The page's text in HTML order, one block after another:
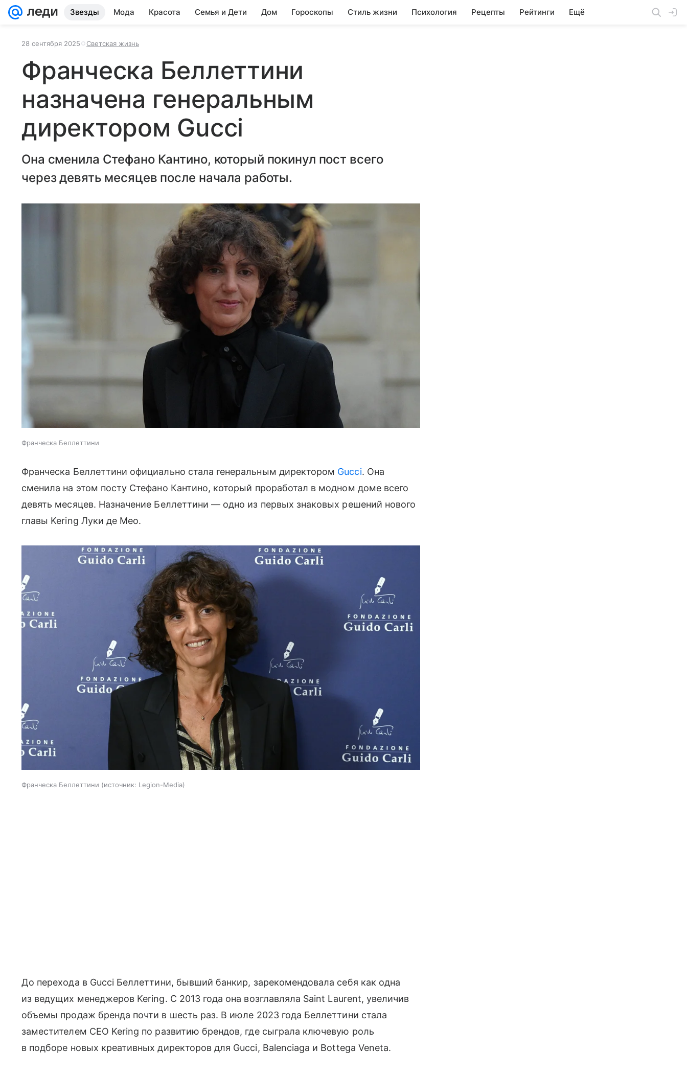
Звезды Мода Красота Семья и Дети Дом Гороскопы Стиль жизни Психология Рецепты Рейтинги Ещё
28 сентября 2025 Светская жизнь
Франческа Беллеттини
назначена генеральным
директором Gucci
Она сменила Стефано Кантино, который покинул пост всего
через девять месяцев после начала работы.
Франческа Беллеттини
Франческа Беллеттини официально стала генеральным директором Gucci. Она
сменила на этом посту Стефано Кантино, который проработал в модном доме всего
девять месяцев. Назначение Беллеттини — одно из первых знаковых решений нового
главы Kering Луки де Мео.
Франческа Беллеттини источник: Legion-Media
До перехода в Gucci Беллеттини, бывший банкир, зарекомендовала себя как одна
из ведущих менеджеров Kering. С 2013 года она возглавляла Saint Laurent, увеличив
объемы продаж бренда почти в шесть раз. В июле 2023 года Беллеттини стала
заместителем CEO Kering по развитию брендов, где сыграла ключевую роль
в подборе новых креативных директоров для Gucci, Balenciaga и Bottega Veneta.